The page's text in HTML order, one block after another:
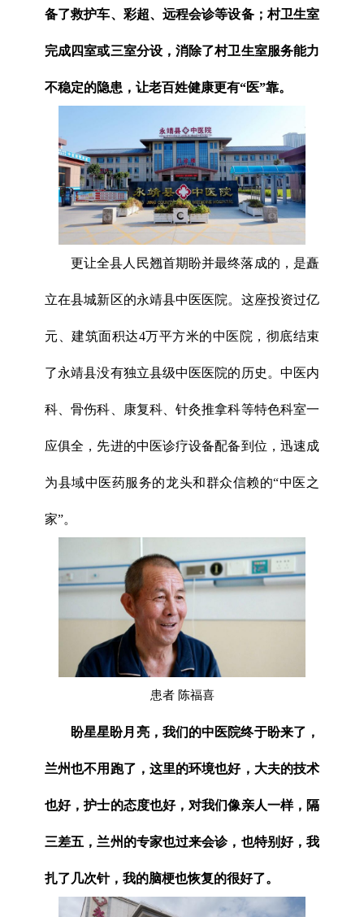
备了救护车、彩超、远程会诊等设备；村卫生室
完成四室或三室分设，消除了村卫生室服务能力
不稳定的隐患，让老百姓健康更有“医”靠。
更让全县人民翘首期盼并最终落成的，是矗
立在县城新区的永靖县中医医院。这座投资过亿
元、建筑面积达4万平方米的中医院，彻底结束
了永靖县没有独立县级中医医院的历史。中医内
科、骨伤科、康复科、针灸推拿科等特色科室一
应俱全，先进的中医诊疗设备配备到位，迅速成
为县域中医药服务的龙头和群众信赖的“中医之
家”。
患者 陈福喜
盼星星盼月亮，我们的中医院终于盼来了，
兰州也不用跑了，这里的环境也好，大夫的技术
也好，护士的态度也好，对我们像亲人一样，隔
三差五，兰州的专家也过来会诊，也特别好，我
扎了几次针，我的脑梗也恢复的很好了。